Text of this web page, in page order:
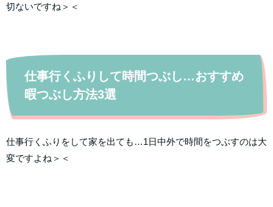
切ないですね＞＜
仕事行くふりして時間つぶし…おすすめ
暇つぶし方法3選
仕事行くふりをして家を出ても…1日中外で時間をつぶすのは大
変ですよね＞＜